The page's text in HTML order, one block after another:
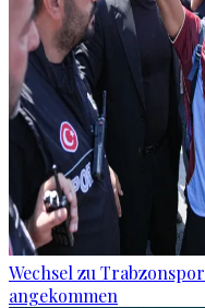
Wechsel zu
angekommen